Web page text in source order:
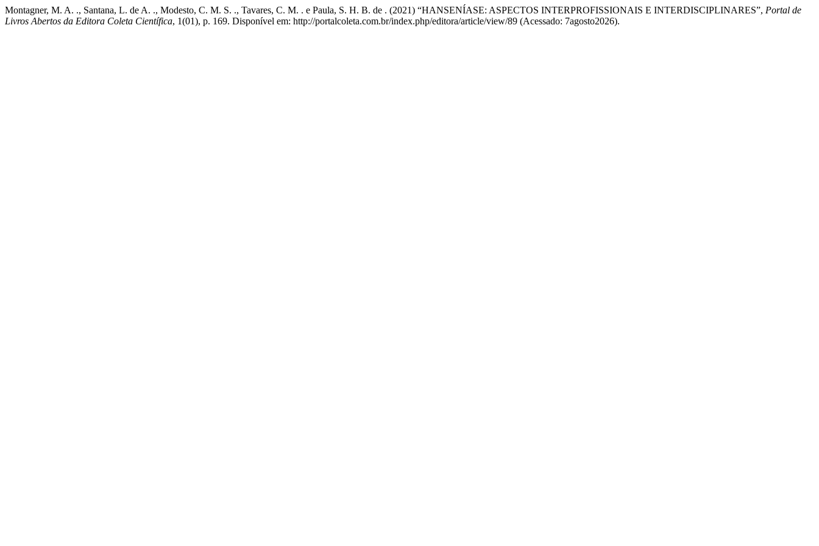
Montagner, M. A. ., Santana, L. de A. ., Modesto, C. M. S. ., Tavares, C. M. . e Paula, S. H. B. de . (2021) “HANSENÍASE: ASPECTOS INTERPROFISSIONAIS E INTERDISCIPLINARES”, Portal de
Livros Abertos da Editora Coleta Científica, 1(01), p. 169. Disponível em: http://portalcoleta.com.br/index.php/editora/article/view/89 (Acessado: 7agosto2026).